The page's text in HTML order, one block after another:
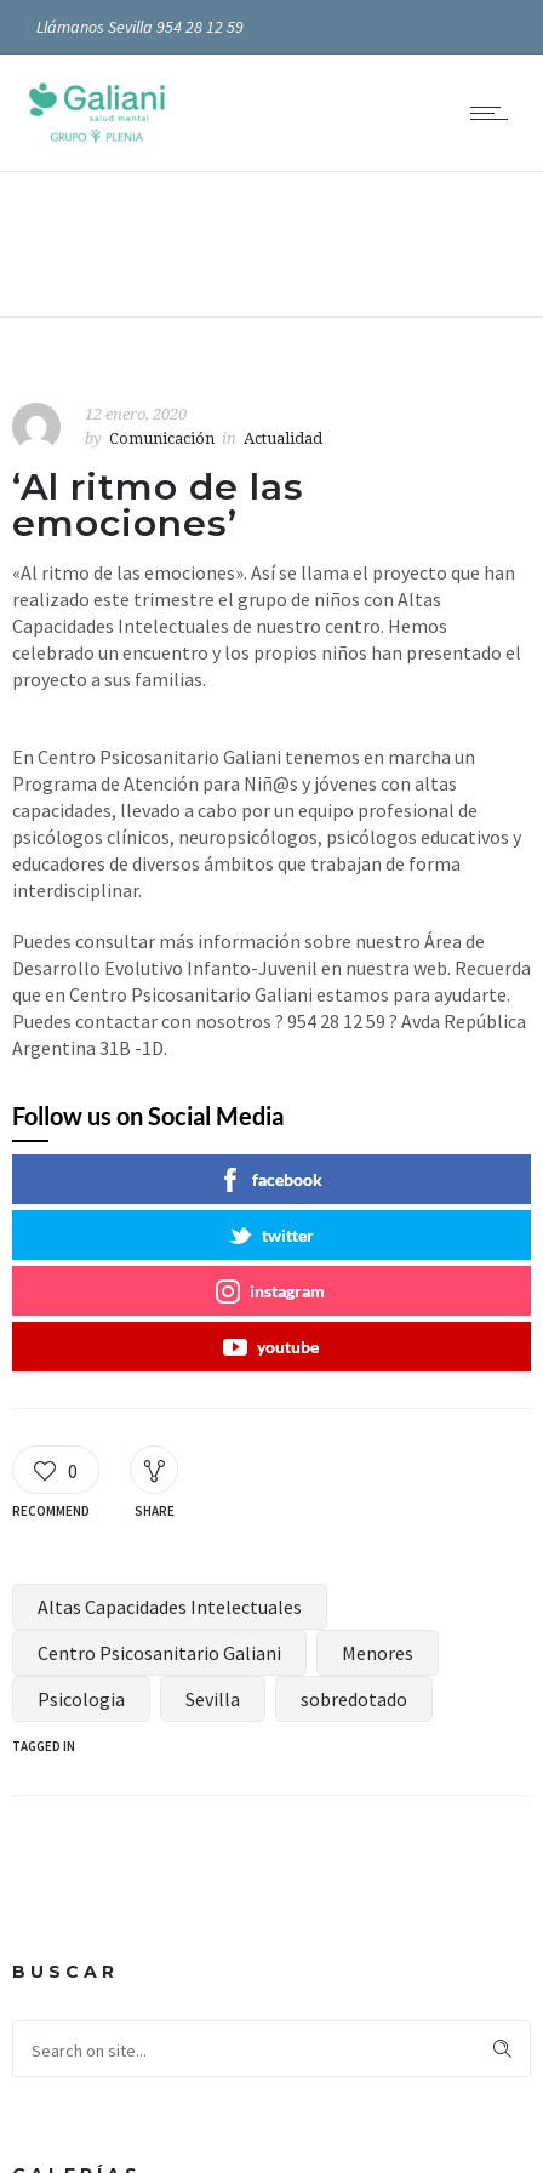
Llámanos Sevilla 954 28 12 59
12 enero, 2020
by Comunicación in Actualidad
‘Al ritmo de las
emociones’
«Al ritmo de las emociones». Así se llama el proyecto que han
realizado este trimestre el grupo de niños con Altas
Capacidades Intelectuales de nuestro centro. Hemos
celebrado un encuentro y los propios niños han presentado el
proyecto a sus familias.
En Centro Psicosanitario Galiani tenemos en marcha un
Programa de Atención para Niñ@s y jóvenes con altas
capacidades, llevado a cabo por un equipo profesional de
psicólogos clínicos, neuropsicólogos, psicólogos educativos y
educadores de diversos ámbitos que trabajan de forma
interdisciplinar.
Puedes consultar más información sobre nuestro Área de
Desarrollo Evolutivo Infanto-Juvenil en nuestra web. Recuerda
que en Centro Psicosanitario Galiani estamos para ayudarte.
Puedes contactar con nosotros ? 954 28 12 59 ? Avda República
Argentina 31B -1D.
Follow us on Social Media
facebook
twitter
instagram
youtube
0
RECOMMEND SHARE
Altas Capacidades Intelectuales
Centro Psicosanitario Galiani
Menores
Psicologia
Sevilla sobredotado
TAGGED IN
BUSCAR